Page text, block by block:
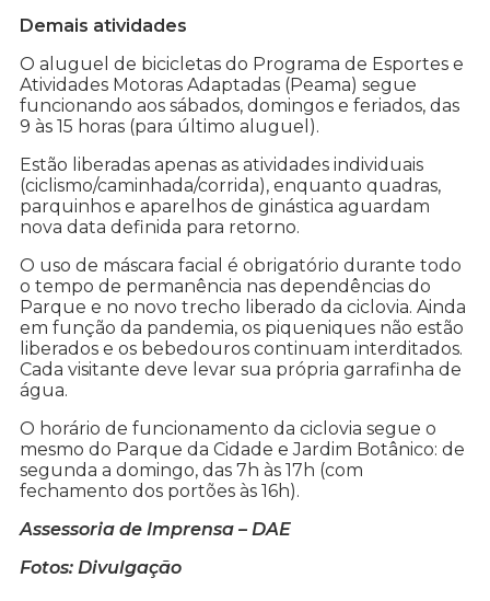
Demais atividades
O aluguel de bicicletas do Programa de Esportes e
Atividades Motoras Adaptadas (Peama) segue
funcionando aos sábados, domingos e feriados, das
9 às 15 horas (para último aluguel).
Estão liberadas apenas as atividades individuais
(ciclismo/caminhada/corrida), enquanto quadras,
parquinhos e aparelhos de ginástica aguardam
nova data definida para retorno.
O uso de máscara facial é obrigatório durante todo
o tempo de permanência nas dependências do
Parque e no novo trecho liberado da ciclovia. Ainda
em função da pandemia, os piqueniques não estão
liberados e os bebedouros continuam interditados.
Cada visitante deve levar sua própria garrafinha de
água.
O horário de funcionamento da ciclovia segue o
mesmo do Parque da Cidade e Jardim Botânico: de
segunda a domingo, das 7h às 17h (com
fechamento dos portões às 16h).
Assessoria de Imprensa – DAE
Fotos: Divulgação